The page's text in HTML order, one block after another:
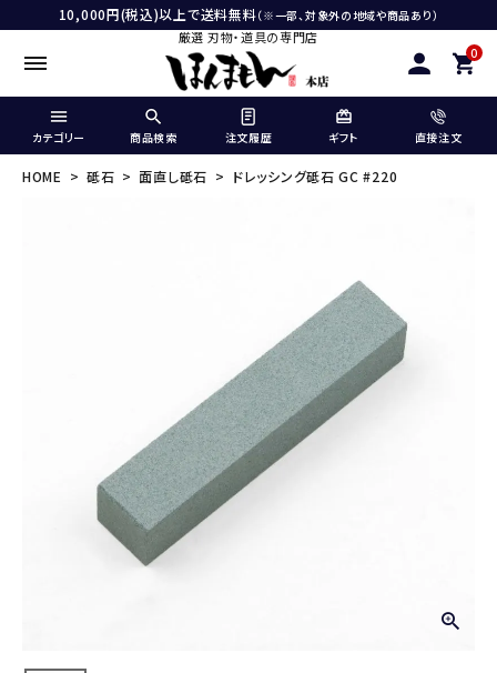
10,000円(税込)以上で送料無料（※一部、対象外の地域や商品あり）
厳選 刃物・道具の専門店
0
カテゴリー 商品検索 注文履歴 ギフト 直接注文
HOME 砥石 面直し砥石 ドレッシング砥石 GC #220